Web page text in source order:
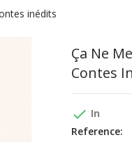
inédits
Ça Ne
Contes
done In
Reference: